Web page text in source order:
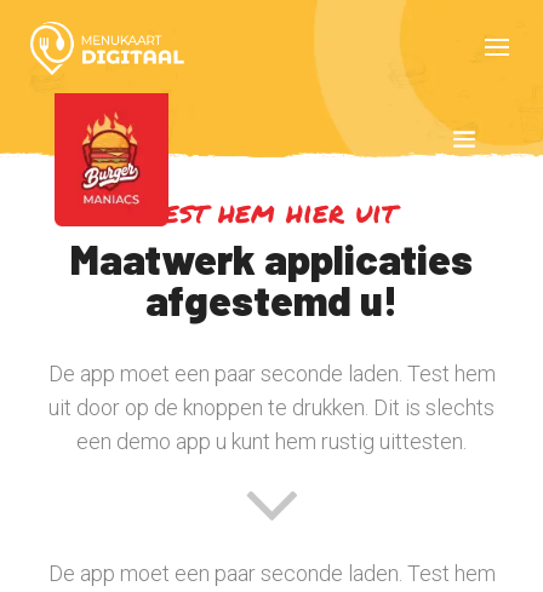
Test hem hier uit
Maatwerk applicaties
afgestemd u!
De app moet een paar seconde laden. Test hem
uit door op de knoppen te drukken. Dit is slechts
een demo app u kunt hem rustig uittesten.
De app moet een paar seconde laden. Test hem